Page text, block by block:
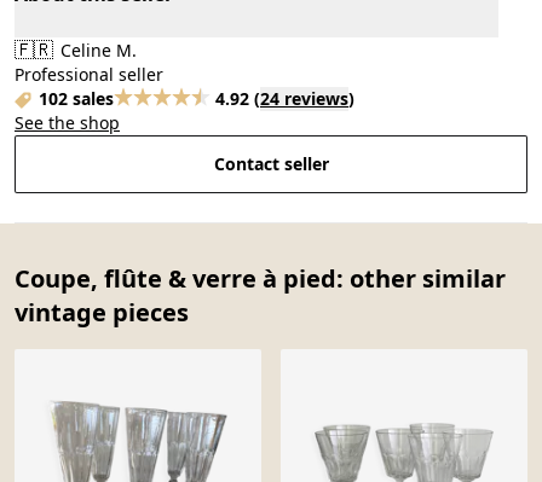
🇫🇷 Celine M.
Professional seller
102 sales
4.92 (24 reviews)
See the shop
Contact seller
Coupe, flûte & verre à pied: other similar
vintage pieces